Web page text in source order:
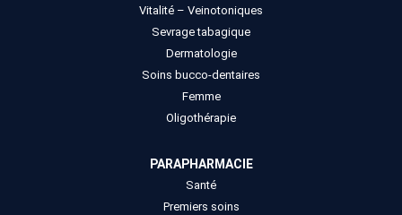
Vitalité – Veinotoniques
Sevrage tabagique
Dermatologie
Soins bucco-dentaires
Femme
Oligothérapie
PARAPHARMACIE
Santé
Premiers soins